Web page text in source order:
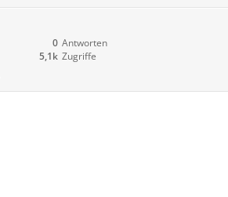
Antworten
0
Zugriffe
5,1k